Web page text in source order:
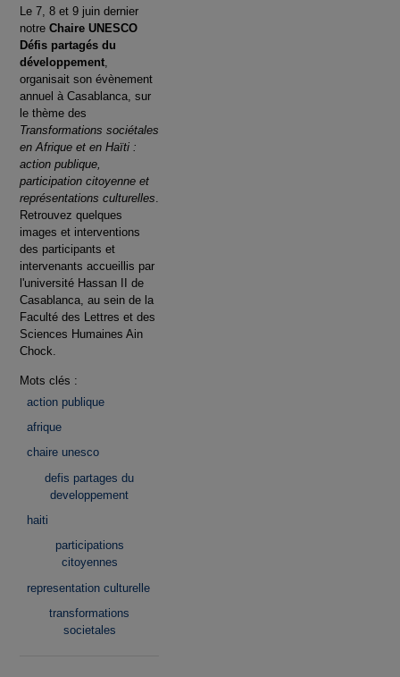
Le 7, 8 et 9 juin dernier
notre Chaire UNESCO
Défis partagés du
développement
organisait son évènement
annuel à Casablanca, sur
le thème des
Transformations sociétales
en Afrique et en Haïti :
action publique,
participation citoyenne et
représentations culturelles
Retrouvez quelques
images et interventions
des participants et
intervenants accueillis par
l'université Hassan II de
Casablanca, au sein de la
Faculté des Lettres et des
Sciences Humaines Ain
Chock.
Mots clés :
action publique
afrique
chaire unesco
defis partages du
developpement
haiti
participations
citoyennes
representation culturelle
transformations
societales